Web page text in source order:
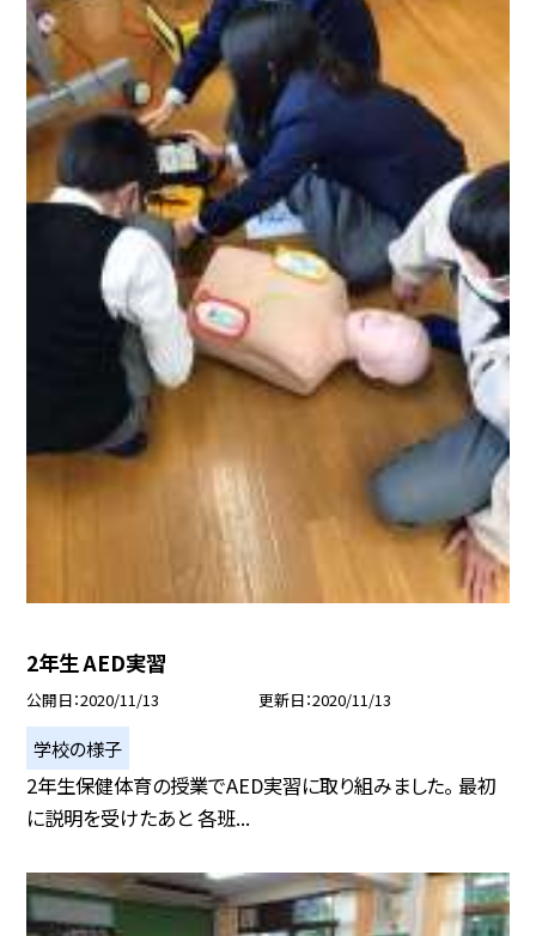
2年生 AED実習
公開日 2020/11/13 更新日 2020/11/13
学校の様子
2年生保健体育の授業でAED実習に取り組みました。 最初
に説明を受けたあと 各班...